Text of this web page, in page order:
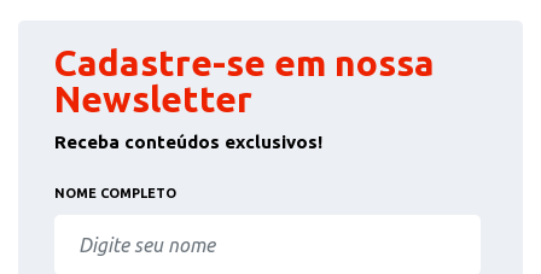
Cadastre-se em nossa
Newsletter
Receba conteúdos exclusivos!
NOME COMPLETO